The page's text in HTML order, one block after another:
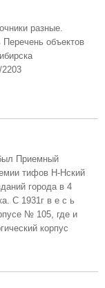
разные.
Перечень объектов
Приемный
тифов Н-Нский
города в 4
С 1931г в е с ь
№ 105, где и
корпус